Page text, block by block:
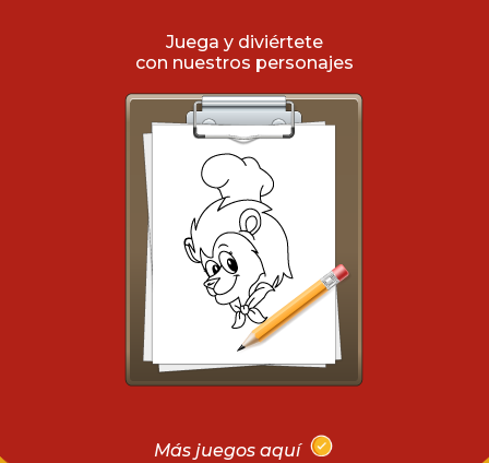
Juega y diviértete
con nuestros personajes
Más juegos aquí